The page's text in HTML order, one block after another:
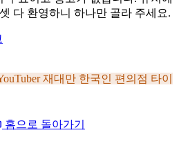
다 환영하니 하나만 골라 주세요.
재대만 한국인 편의점 타이
홈으로 돌아가기